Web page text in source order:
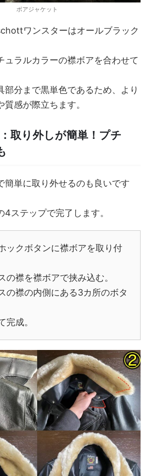
ボアジャケット
ワンスターはオールブラック
ュラルカラーの襟ボアを合わせて
部分まで黒単色であるため、より
感が際立ちます。
取り外しが簡単！プチ
簡単に取り外せるのも良いです
ステップで完了します。
ックボタンに襟ボアを取り付
の襟を襟ボアで挟み込む。
の襟の内側にある3カ所のボタ
完成。